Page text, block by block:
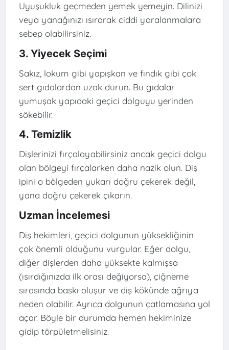
Uyuşukluk geçmeden yemek yemeyin. Dilinizi
veya yanağınızı ısırarak ciddi yaralanmalara
sebep olabilirsiniz.
3. Yiyecek Seçimi
Sakız, lokum gibi yapışkan ve fındık gibi çok
sert gıdalardan uzak durun. Bu gıdalar
yumuşak yapıdaki geçici dolguyu yerinden
sökebilir.
4. Temizlik
Dişlerinizi fırçalayabilirsiniz ancak geçici dolgu
olan bölgeyi fırçalarken daha nazik olun. Diş
ipini o bölgeden yukarı doğru çekerek değil,
yana doğru çekerek çıkarın.
Uzman İncelemesi
Diş hekimleri, geçici dolgunun yüksekliğinin
çok önemli olduğunu vurgular. Eğer dolgu,
diğer dişlerden daha yüksekte kalmışsa
(ısırdığınızda ilk orası değiyorsa), çiğneme
sırasında baskı oluşur ve diş kökünde ağrıya
neden olabilir. Ayrıca dolgunun çatlamasına yol
açar. Böyle bir durumda hemen hekiminize
gidip törpületmelisiniz.